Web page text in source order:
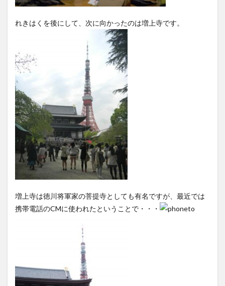
れきはくを後にして、次に向かったのは増上寺です。
増上寺は徳川将軍家の菩提寺としても有名ですが、最近では
携帯電話のCMに使われたということで・・・